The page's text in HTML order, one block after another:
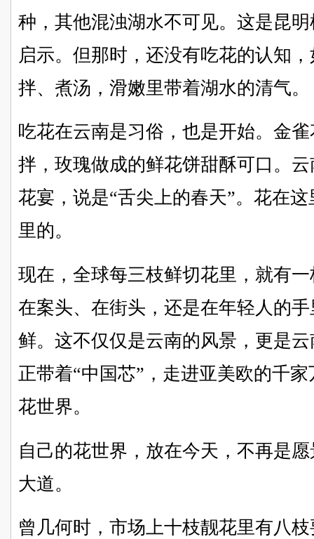
种，其他混浊湖水不可见。这是昆
启示。但那时，还没有吃花的认知
拌、煮汤，滑嫩里带着湖水的清气。
吃花在云南是习俗，也是开始。金
拌，玫瑰做成的鲜花饼甜酥可口。
花宴，说是“舌尖上的春天”。花在
里的。
现在，全球每三枝鲜切花里，就有
在案头、在街头，还是在年轻人的
鲜。这不仅仅是云南的风景，更是
正带着“中国芯”，走进亚美欧的千
花世界。
自己的花世界，放在今天，不再是
大道。
曾几何时，市场上十枝靓花里有八